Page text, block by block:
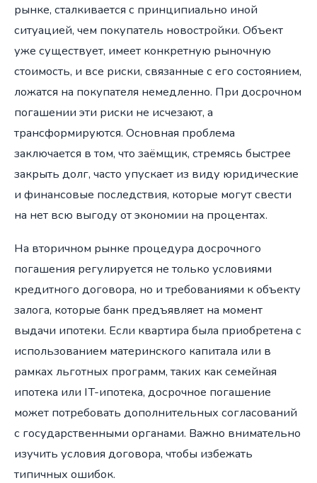
рынке, сталкивается с принципиально иной
ситуацией, чем покупатель новостройки. Объект
уже существует, имеет конкретную рыночную
стоимость, и все риски, связанные с его состоянием,
ложатся на покупателя немедленно. При досрочном
погашении эти риски не исчезают, а
трансформируются. Основная проблема
заключается в том, что заёмщик, стремясь быстрее
закрыть долг, часто упускает из виду юридические
и финансовые последствия, которые могут свести
на нет всю выгоду от экономии на процентах.
На вторичном рынке процедура досрочного
погашения регулируется не только условиями
кредитного договора, но и требованиями к объекту
залога, которые банк предъявляет на момент
выдачи ипотеки. Если квартира была приобретена с
использованием материнского капитала или в
рамках льготных программ, таких как семейная
ипотека или IT-ипотека, досрочное погашение
может потребовать дополнительных согласований
с государственными органами. Важно внимательно
изучить условия договора, чтобы избежать
типичных ошибок.